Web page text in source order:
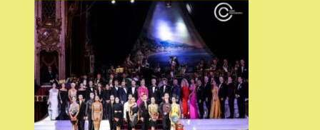
о
Кирилл
Белоруков
и
Валерия
Айдаева
—
вице-
чемпионы
Европы